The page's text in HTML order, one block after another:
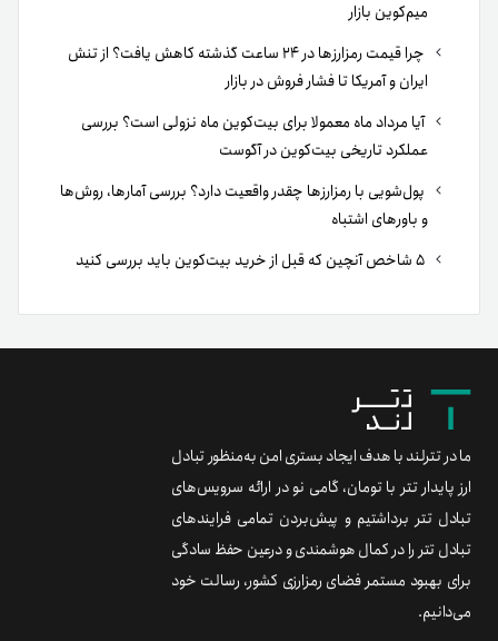
میم‌کوین بازار
چرا قیمت رمزارزها در ۲۴ ساعت گذشته کاهش یافت؟ از تنش
ایران و آمریکا تا فشار فروش در بازار
آیا مرداد ماه معمولا برای بیت‌کوین ماه نزولی است؟ بررسی
عملکرد تاریخی بیت‌کوین در آگوست
پول‌شویی با رمزارزها چقدر واقعیت دارد؟ بررسی آمارها، روش‌ها
و باورهای اشتباه
ما در تترلند با هدف ایجاد بستری امن به‌منظور تبادل
ارز پایدار تتر با تومان، گامی نو در ارائه سرویس‌های
تبادل تتر برداشتیم و پیش‌بردن تمامی فرایندهای
تبادل تتر را در کمال هوشمندی و درعین حفظ سادگی
برای بهبود مستمر فضای رمزارزی کشور، رسالت خود
می‌دانیم.